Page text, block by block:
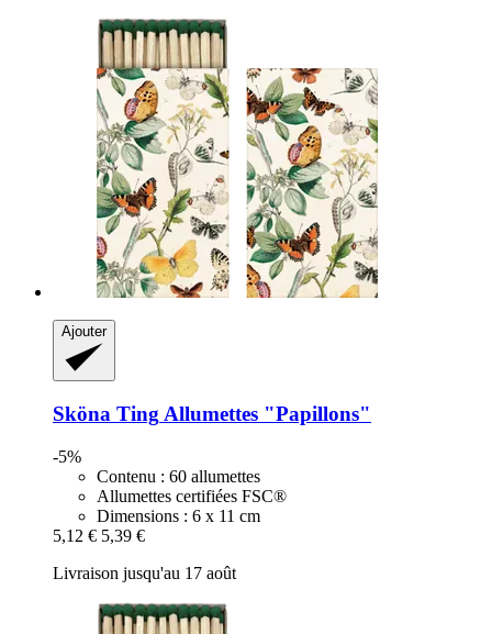
Ajouter
Sköna Ting Allumettes "Papillons"
-5%
Contenu : 60 allumettes
Allumettes certifiées FSC®
Dimensions : 6 x 11 cm
5,12 € 5,39 €
Livraison jusqu'au 17 août